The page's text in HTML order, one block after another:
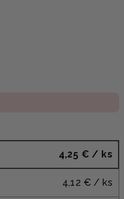
4,25 € / ks
4,12 € / ks